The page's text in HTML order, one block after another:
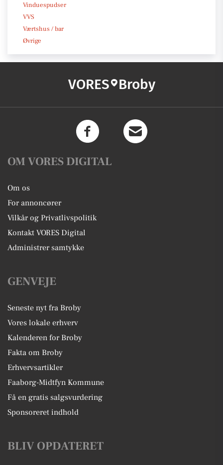
Vinduespudser
VVS
Værtshus / bar
Øvrige
VORES Broby
OM VORES DIGITAL
Om os
For annoncører
Vilkår og Privatlivspolitik
Kontakt VORES Digital
Administrer samtykke
GENVEJE
Seneste nyt fra Broby
Vores lokale erhverv
Kalenderen for Broby
Fakta om Broby
Erhvervsartikler
Faaborg-Midtfyn Kommune
Få en gratis salgsvurdering
Sponsoreret indhold
BLIV OPDATERET